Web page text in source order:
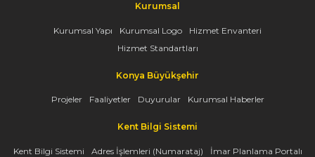
Kurumsal
Kurumsal Yapı Kurumsal Logo
Hizmet Envanteri
Hizmet Standartları
Konya Büyükşehir
Projeler Faaliyetler Duyurular Kurumsal Haberler
Kent Bilgi Sistemi
Kent Bilgi Sistemi Adres İşlemleri (Numarataj)
İmar Planlama Portalı